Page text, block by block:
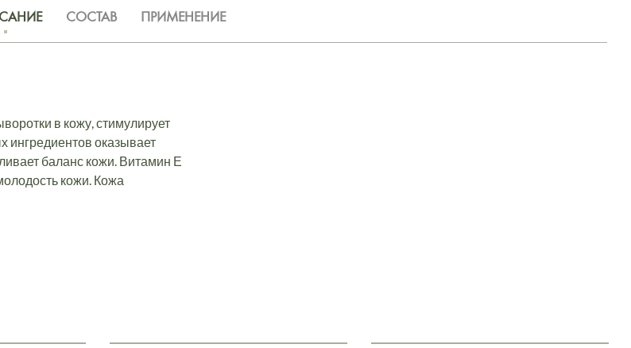
СОСТАВ ПРИМЕНЕНИЕ
в кожу, стимулирует
ингредиентов оказывает
баланс кожи. Витамин Е
кожи. Кожа